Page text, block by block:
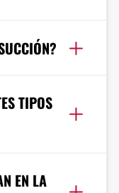
TIPOS
EN LA